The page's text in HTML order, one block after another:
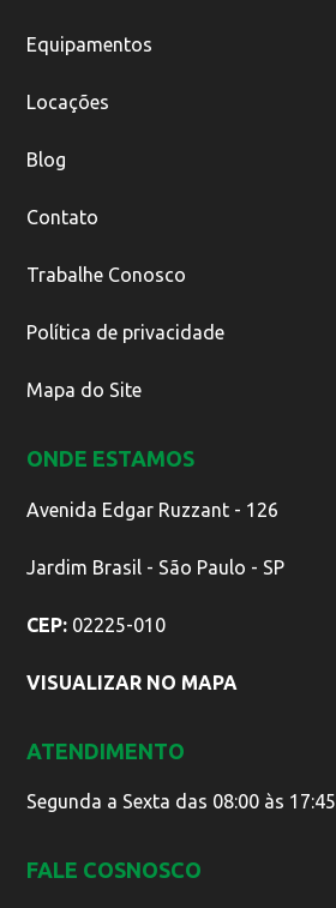
Equipamentos
Locações
Blog
Contato
Trabalhe Conosco
Política de privacidade
Mapa do Site
ONDE ESTAMOS
Avenida Edgar Ruzzant - 126
Jardim Brasil - São Paulo - SP
CEP: 02225-010
VISUALIZAR NO MAPA
ATENDIMENTO
Segunda a Sexta das 08:00 às 17:45
FALE COSNOSCO